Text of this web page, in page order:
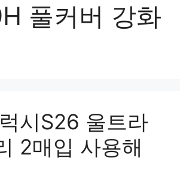
풀커버 강화
시S26 울트라
2매입 사용해